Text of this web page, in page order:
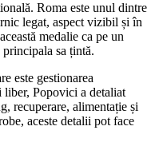
Roma este unul dintre
legat, aspect vizibil și în
medalie ca pe un
sa țintă.
este gestionarea
Popovici a detaliat
recuperare, alimentație și
aceste detalii pot face